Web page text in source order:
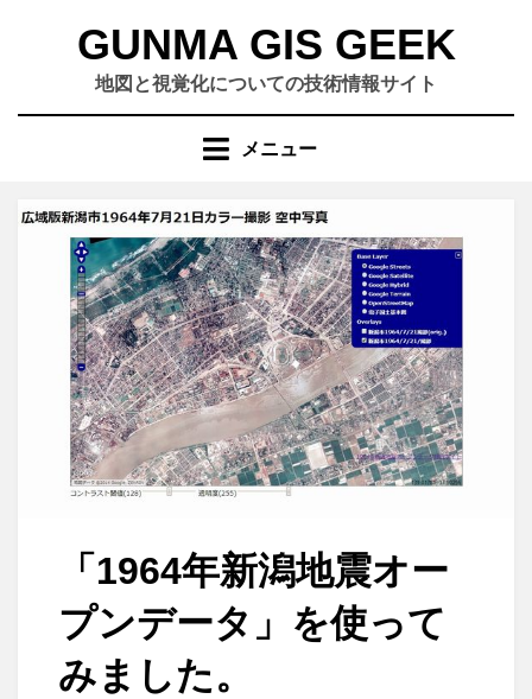
GUNMA GIS GEEK
地図と視覚化についての技術情報サイト
メニュー
「1964年新潟地震オー
プンデータ」を使って
みました。